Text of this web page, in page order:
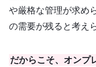
や厳格な管理が求め
の需要が残ると考え
だからこそ、オンプ